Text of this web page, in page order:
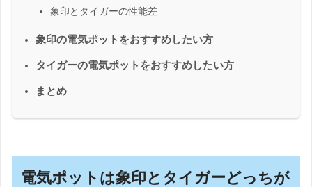
象印とタイガーの性能差
象印の電気ポットをおすすめしたい方
タイガーの電気ポットをおすすめしたい方
まとめ
電気ポットは象印とタイガーどっちが